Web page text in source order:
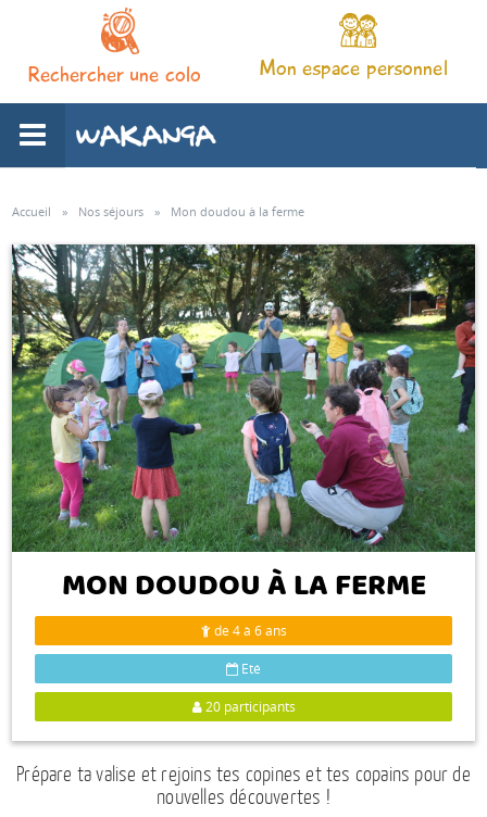
Rechercher une colo Mon espace personnel
L'association
Nos séjours
Notre pédagogie
Espace familles
Infos pratiques
Espace anims
Accueil » Nos séjours » Mon doudou à la ferme
MON DOUDOU À LA FERME
de 4 à 6 ans
Eté
20 participants
Prépare ta valise et rejoins tes copines et tes copains pour de
nouvelles découvertes !